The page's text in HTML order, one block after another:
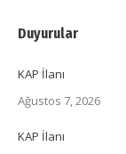
Duyurular
KAP İlanı
Ağustos 7, 2026
KAP İlanı